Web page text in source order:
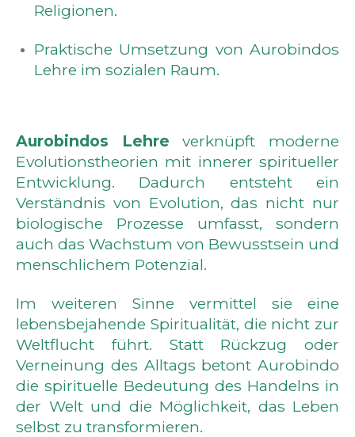
Religionen.
Praktische Umsetzung von Aurobindos
Lehre im sozialen Raum.
Aurobindos Lehre verknüpft moderne
Evolutionstheorien mit innerer spiritueller
Entwicklung. Dadurch entsteht ein
Verständnis von Evolution, das nicht nur
biologische Prozesse umfasst, sondern
auch das Wachstum von Bewusstsein und
menschlichem Potenzial.
Im weiteren Sinne vermittel sie eine
lebensbejahende Spiritualität, die nicht zur
Weltflucht führt. Statt Rückzug oder
Verneinung des Alltags betont Aurobindo
die spirituelle Bedeutung des Handelns in
der Welt und die Möglichkeit, das Leben
selbst zu transformieren.